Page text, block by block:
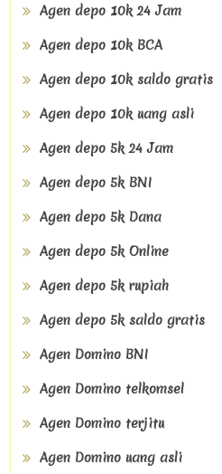
Agen depo 10k 24 Jam
Agen depo 10k BCA
Agen depo 10k saldo gratis
Agen depo 10k uang asli
Agen depo 5k 24 Jam
Agen depo 5k BNI
Agen depo 5k Dana
Agen depo 5k Online
Agen depo 5k rupiah
Agen depo 5k saldo gratis
Agen Domino BNI
Agen Domino telkomsel
Agen Domino terjitu
Agen Domino uang asli